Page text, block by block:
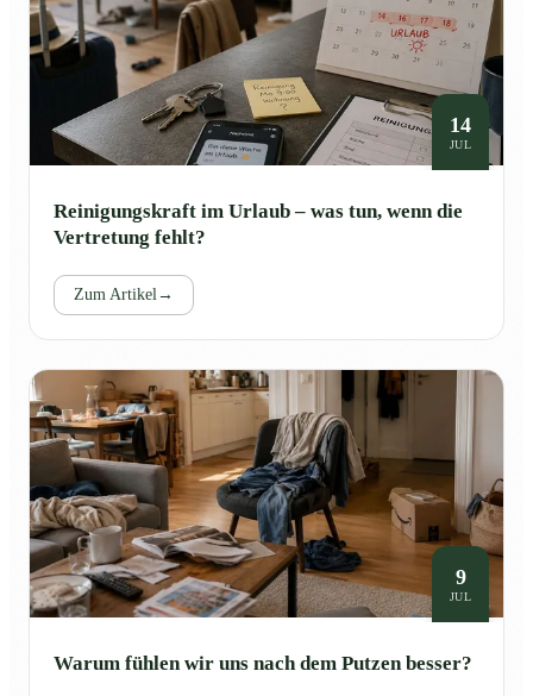
14
JUL
Reinigungskraft im Urlaub – was tun, wenn die
Vertretung fehlt?
Zum Artikel→
9
JUL
Warum fühlen wir uns nach dem Putzen besser?